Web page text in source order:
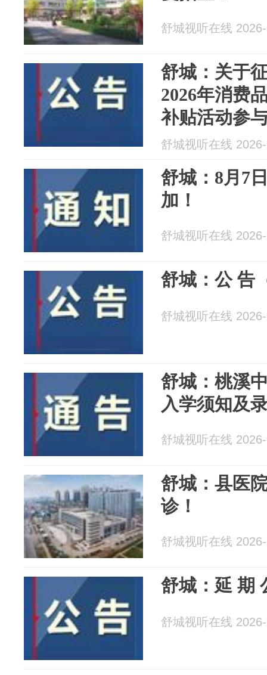
舒城视听在线
舒城：关于
2026年消费
补贴活动参
舒城视听在线
舒城：8月7
加！
舒城视听在线
舒城：公 告
舒城视听在线
舒城：桃溪
入学须知及
舒城视听在线
舒城：县医
诊！
舒城视听在线
舒城：延 期
舒城视听在线